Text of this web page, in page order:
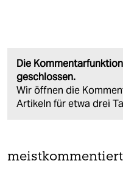
Die
geschlossen.
Wir öffnen die
Artikeln für etwa drei
meistkommentiert